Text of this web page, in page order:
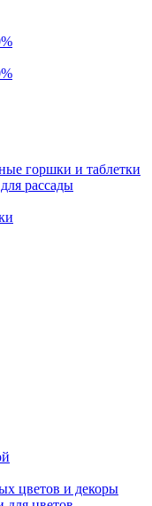
горшки и таблетки
рассады
цветов и декоры